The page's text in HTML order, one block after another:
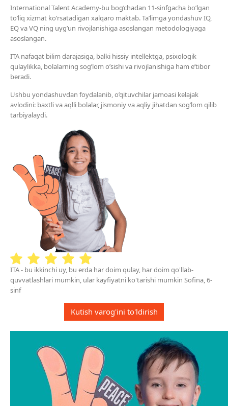
International Talent Academy-bu bog’chadan 11-sinfgacha bo’lgan
to’liq xizmat ko’rsatadigan xalqaro maktab. Ta’limga yondashuv IQ,
EQ va VQ ning uyg’un rivojlanishiga asoslangan metodologiyaga
asoslangan.
ITA nafaqat bilim darajasiga, balki hissiy intellektga, psixologik
qulaylikka, bolalarning sog’lom o’sishi va rivojlanishiga ham e’tibor
beradi.
Ushbu yondashuvdan foydalanib, o’qituvchilar jamoasi kelajak
avlodini: baxtli va aqlli bolalar, jismoniy va aqliy jihatdan sog’lom qilib
tarbiyalaydi.
ITA - bu ikkinchi uy, bu erda har doim qulay, har doim qo'llab-
quvvatlashlari mumkin, ular kayfiyatni ko'tarishi mumkin Sofina, 6-
sinf
Kutish varog'ini to'ldirish